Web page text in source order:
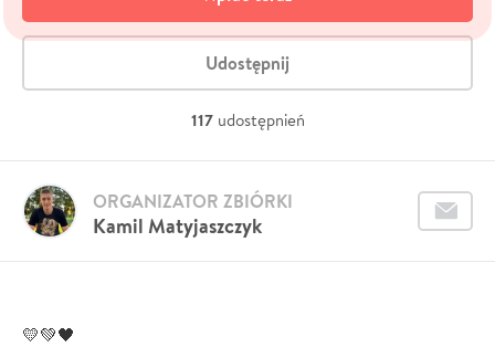
Udostępnij
117 udostępnień
Kamil Matyjaszczyk
ORGANIZATOR ZBIÓRKI
💛💚🖤